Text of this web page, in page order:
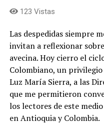
123 Vistas
Las despedidas siempre
invitan a reflexionar
avecina. Hoy cierro el
Colombiano, un
Luz María Sierra, a las
que me permitieron
los lectores de este
en Antioquia y Colombia.